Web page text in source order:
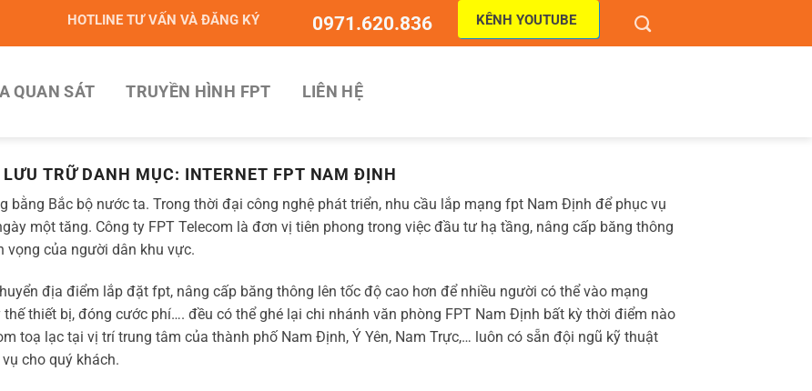
HOTLINE TƯ VẤN VÀ ĐĂNG KÝ 0971.620.836 KÊNH YOUTUBE
QUAN SÁT TRUYỀN HÌNH FPT LIÊN HỆ
LƯU TRỮ DANH MỤC: INTERNET FPT NAM ĐỊNH
bằng Bắc bộ nước ta. Trong thời đại công nghệ phát triển, nhu cầu lắp mạng fpt Nam Định để phục vụ
một tăng. Công ty FPT Telecom là đơn vị tiên phong trong việc đầu tư hạ tầng, nâng cấp băng thông
vọng của người dân khu vực.
địa điểm lắp đặt fpt, nâng cấp băng thông lên tốc độ cao hơn để nhiều người có thể vào mạng
thiết bị, đóng cước phí…. đều có thể ghé lại chi nhánh văn phòng FPT Nam Định bất kỳ thời điểm nào
toạ lạc tại vị trí trung tâm của thành phố Nam Định, Ý Yên, Nam Trực,… luôn có sẵn đội ngũ kỹ thuật
cho quý khách.